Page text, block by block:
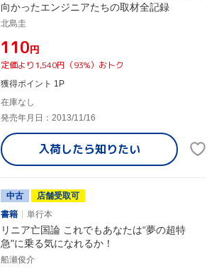
向かったエンジニアたちの取材全記録
北島圭
¥110円
定価より1,540円（93%）おトク
獲得ポイント 1P
在庫なし
発売年月日：2013/11/16
入荷したら知りたい
中古
店舗受取可
書籍
単行本
リニア亡国論 これでもあなたは“夢の超特
急"に乗る気になれるか！
船瀬俊介